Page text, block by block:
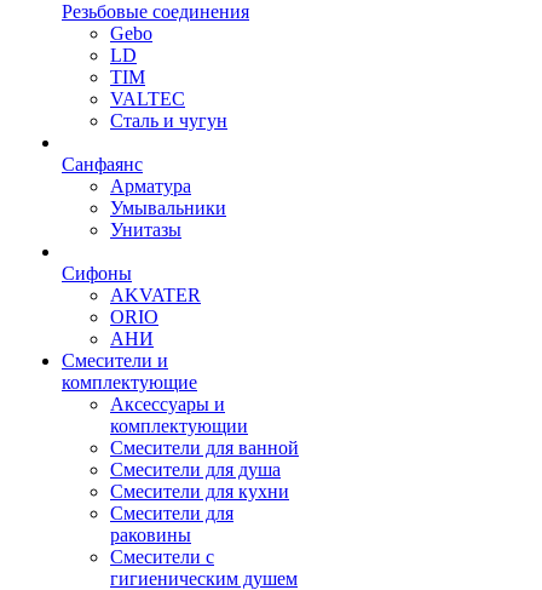
Резьбовые соединения
Gebo
LD
TIM
VALTEC
Сталь и чугун
Санфаянс
Арматура
Умывальники
Унитазы
Сифоны
AKVATER
ORIO
АНИ
Смесители и
комплектующие
Аксессуары и
комплектующии
Смесители для ванной
Смесители для душа
Смесители для кухни
Смесители для
раковины
Смесители с
гигиеническим душем